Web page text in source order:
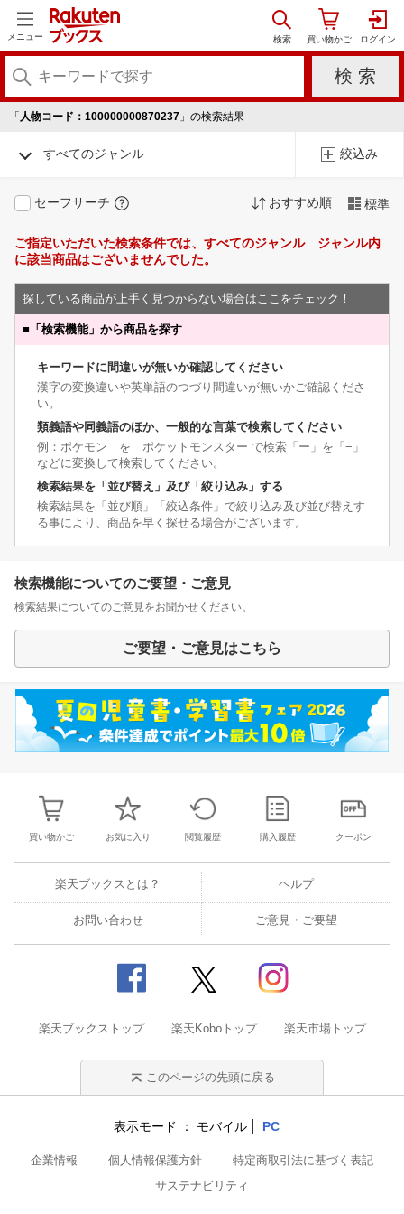
メニュー
「 人物コード：100000000870237 」の検索結果
すべてのジャンル 絞込み
セーフサーチ おすすめ順 標準
ご指定いただいた検索条件では、すべてのジャンル ジャンル内
に該当商品はございませんでした。
探している商品が上手く見つからない場合はここをチェック！
■ 「検索機能」から商品を探す
キーワードに間違いが無いか確認してください
漢字の変換違いや英単語のつづり間違いが無いかご確認くださ
い。
類義語や同義語のほか、一般的な言葉で検索してください
例：ポケモン を ポケットモンスター で検索「ー」を「−」
などに変換して検索してください。
検索結果を「並び替え」及び「絞り込み」する
検索結果を「並び順」「絞込条件」で絞り込み及び並び替えす
る事により、商品を早く探せる場合がございます。
検索機能についてのご要望・ご意見
検索結果についてのご意見をお聞かせください。
ご要望・ご意見はこちら
買い物かご お気に入り 閲覧履歴 購入履歴 クーポン
楽天ブックスとは？ ヘルプ
お問い合わせ ご意見・ご要望
楽天ブックストップ 楽天Koboトップ 楽天市場トップ
このページの先頭に戻る
表示モード モバイル PC
企業情報 個人情報保護方針
特定商取引法に基づく表記
サステナビリティ